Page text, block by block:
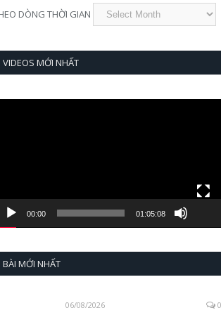
DÒNG THỜI GIAN
VIDEOS MỚI NHẤT
00:00 01:05:08
BÀI MỚI NHẤT
06/08/2026 0